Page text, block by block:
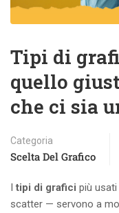
Tipi di
quello
che ci sia
Categoria
Scelta Del Grafico
I tipi di grafici più
scatter — servono a